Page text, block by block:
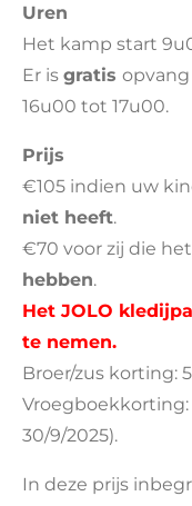
Uren
Het kamp start
Er is gratis
16u00 tot 17u00.
Prijs
€105 indien uw
niet heeft.
€70 voor zij die
hebben.
Het JOLO
te nemen.
Broer/zus korting:
30/9/2025).
In deze prijs